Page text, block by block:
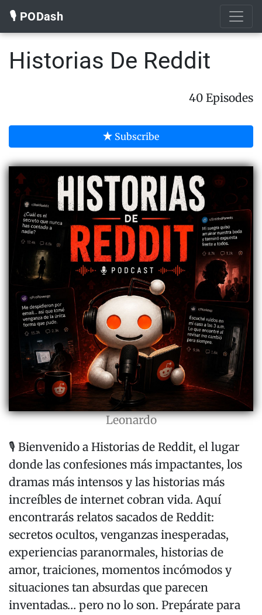
🎙️ PODash
Historias De Reddit
40 Episodes
Subscribe
Leonardo
🎙️ Bienvenido a Historias de Reddit, el lugar
donde las confesiones más impactantes, los
dramas más intensos y las historias más
increíbles de internet cobran vida. Aquí
encontrarás relatos sacados de Reddit:
secretos ocultos, venganzas inesperadas,
experiencias paranormales, historias de
amor, traiciones, momentos incómodos y
situaciones tan absurdas que parecen
inventadas… pero no lo son. Prepárate para